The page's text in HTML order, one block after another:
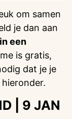
om samen
je dan aan
een
is gratis,
dat je je
| 9 JAN